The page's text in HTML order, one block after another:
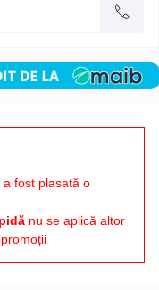
fost plasată o
nu se aplică altor